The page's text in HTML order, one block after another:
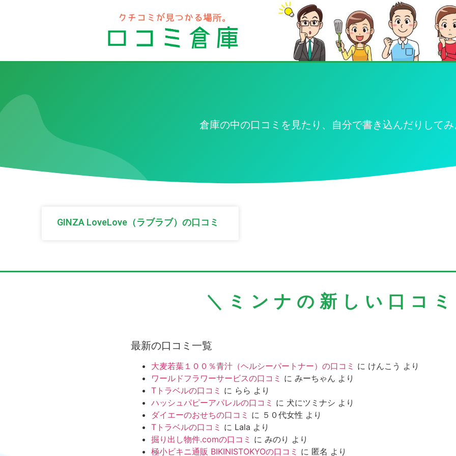
倉庫の中の口コミを見たり、自分で書き込んだりして
GINZA LoveLove（ラブラブ）の口コミ
＼ミンナの新しい口コ
最新の口コミ一覧
大麦若葉１００％青汁（ヘルシーパートナー）の口コミ に けんこう より
ワールドフラワーサービスの口コミ に みーちゃん より
Tトラベルの口コミ に らら より
ハッシュパピーアパレルの口コミ に 犬にツミナシ より
ダイエーのおせちの口コミ に ５０代女性 より
Tトラベルの口コミ に Lala より
掘り出し物件.comの口コミ に みのり より
極小ビキニ通販 BIKINISTOKYOの口コミ に 匿名 より